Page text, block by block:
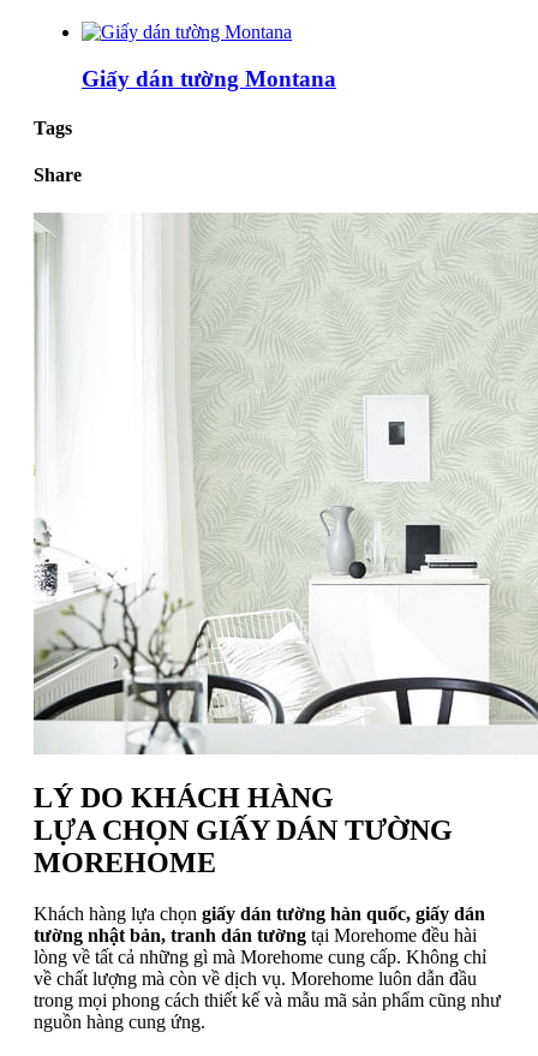
Giấy dán tường Montana
Tags
Share
LÝ DO KHÁCH HÀNG
LỰA CHỌN GIẤY DÁN TƯỜNG
MOREHOME
Khách hàng lựa chọn giấy dán tường hàn quốc, giấy dán
tường nhật bản, tranh dán tường tại Morehome đều hài
lòng về tất cả những gì mà Morehome cung cấp. Không chỉ
về chất lượng mà còn về dịch vụ. Morehome luôn dẫn đầu
trong mọi phong cách thiết kế và mẫu mã sản phẩm cũng như
nguồn hàng cung ứng.